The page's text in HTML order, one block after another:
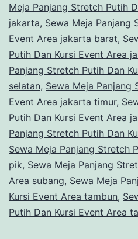
Meja Panjang Stretch Putih
jakarta, Sewa Meja Panjang
Event Area jakarta barat,
Putih Dan Kursi Event Area
Panjang Stretch Putih Dan
selatan, Sewa Meja Panjang
Event Area jakarta timur,
Putih Dan Kursi Event Area
Panjang Stretch Putih Dan
Sewa Meja Panjang Stretch
pik, Sewa Meja Panjang
Area subang, Sewa Meja
Kursi Event Area tambun,
Putih Dan Kursi Event Area